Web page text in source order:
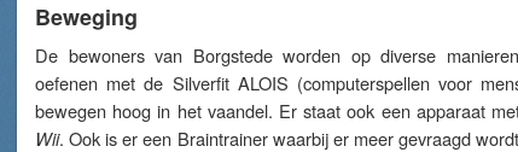
Beweging
De bewoners van Borgstede worden op diverse
oefenen met de Silverfit ALOIS (computerspellen voor
bewegen hoog in het vaandel. Er staat ook een apparaat
Wii. Ook is er een Braintrainer ​waarbij er meer gevraagd